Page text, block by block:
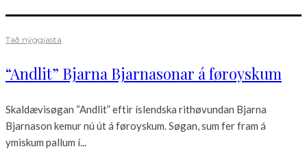
Tað nýggjasta
“Andlit” Bjarna Bjarnasonar á føroyskum
Skaldævisøgan “Andlit” eftir íslendska rithøvundan Bjarna
Bjarnason kemur nú út á føroyskum. Søgan, sum fer fram á
ymiskum pallum í...